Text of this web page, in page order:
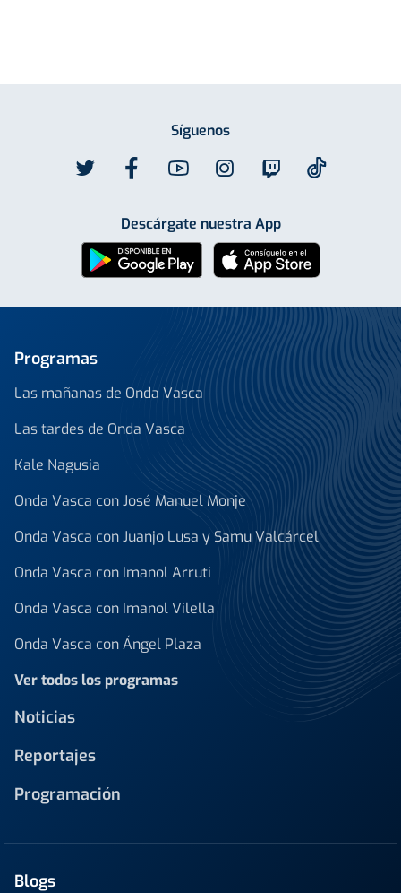
Síguenos
Descárgate nuestra App
Programas
Las mañanas de Onda Vasca
Las tardes de Onda Vasca
Kale Nagusia
Onda Vasca con José Manuel Monje
Onda Vasca con Juanjo Lusa y Samu Valcárcel
Onda Vasca con Imanol Arruti
Onda Vasca con Imanol Vilella
Onda Vasca con Ángel Plaza
Ver todos los programas
Noticias
Reportajes
Programación
Blogs